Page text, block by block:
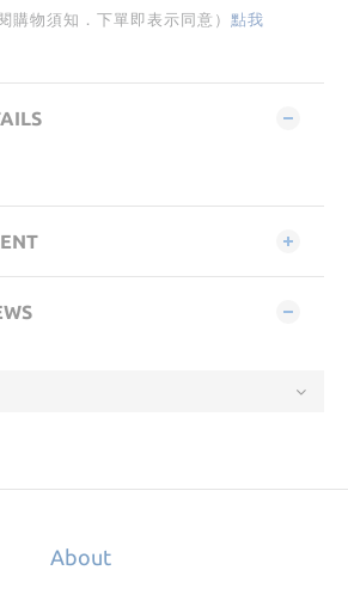
購物須知．下單即表示同意） 點我
About